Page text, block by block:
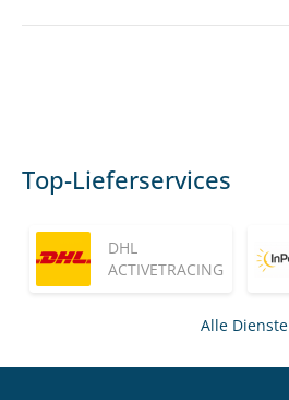
Top-Lieferservices
DHL
ACTIVETRACING
Alle Dienste